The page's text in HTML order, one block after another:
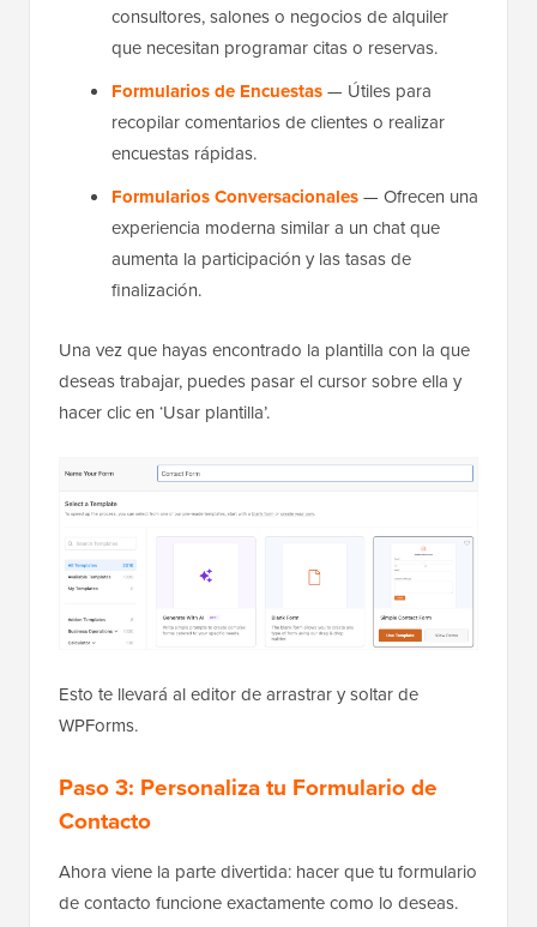
consultores, salones o negocios de alquiler
que necesitan programar citas o reservas.
Formularios de Encuestas— Útiles para
recopilar comentarios de clientes o realizar
encuestas rápidas.
Formularios Conversacionales— Ofrecen una
experiencia moderna similar a un chat que
aumenta la participación y las tasas de
finalización.
Una vez que hayas encontrado la plantilla con la que
deseas trabajar, puedes pasar el cursor sobre ella y
hacer clic en ‘Usar plantilla’.
Esto te llevará al editor de arrastrar y soltar de
WPForms.
Paso 3: Personaliza tu Formulario de
Contacto
Ahora viene la parte divertida: hacer que tu formulario
de contacto funcione exactamente como lo deseas.